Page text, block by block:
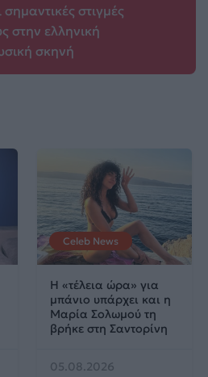
σημαντικές στιγμές
στην ελληνική
σκηνή
Celeb News
Η «τέλεια ώρα» για
μπάνιο υπάρχει και η
Μαρία Σολωμού τη
βρήκε στη Σαντορίνη
05.08.2026